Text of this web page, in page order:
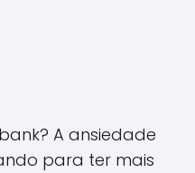
A ansiedade
para ter mais